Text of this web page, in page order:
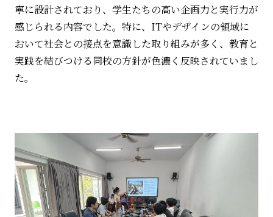
寧に設計されており、学生たちの高い企画力と実行力が
感じられる内容でした。特に、 ITやデザインの領域に
おいて社会との接点を意識した取り組みが多く、教育と
実践を結びつける同校の方針が色濃く反映されていまし
た。